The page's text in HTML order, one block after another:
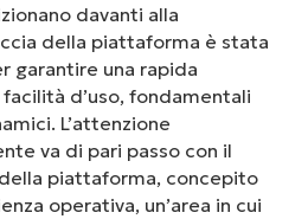
davanti alla
della piattaforma è stata
garantire una rapida
d’uso, fondamentali
L’attenzione
va di pari passo con il
piattaforma, concepito
operativa, un’area in cui